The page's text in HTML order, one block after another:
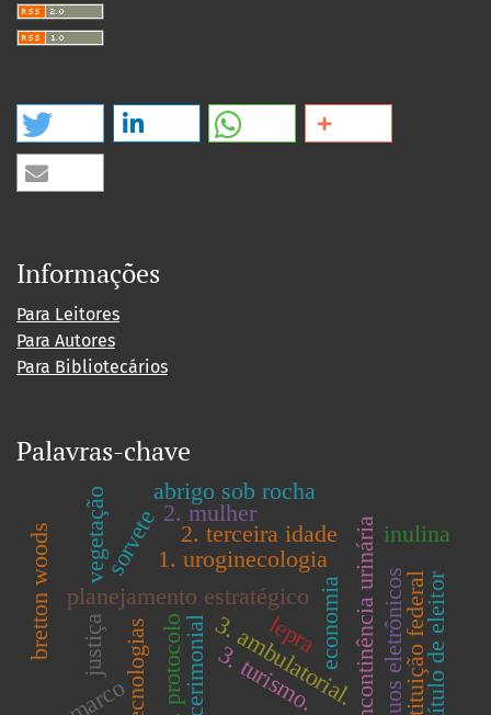
Informações
Para Leitores
Para Autores
Para Bibliotecários
Palavras-chave
planejamento estratégico
1. cerimonial economia
bretton woods
3. ambulatorial.2. incontinência urinária
1. uroginecologia
2. terceira idade
2. mulher
3. turismo.
2. protocolo
abrigo sob rocha
vegetação
resíduos eletrônicos
justiça
sorvete inulina
constituição federaltítulo de eleitor
lepra